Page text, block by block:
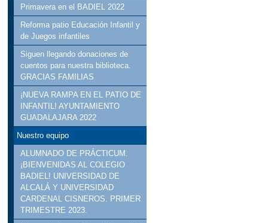
Primavera en el BADIEL 2022
Reforma patio Educación Infantil y
de Juegos infantiles
Siguen llegando donaciones de
cuentos para nuestra biblioteca.
GRACIAS FAMILIAS
¡NUEVA RAMPA EN EL PATIO DE
INFANTIL! AYUNTAMIENTO
GUADALAJARA 2022
Nuestro equipo
ALUMNADO DE PRÁCTICUM.
¡BIENVENIDAS AL COLEGIO
BADIEL! UNIVERSIDAD DE
ALCALÁ Y UNIVERSIDAD
CARDENAL CISNEROS. PRIMER
TRIMESTRE 2023.